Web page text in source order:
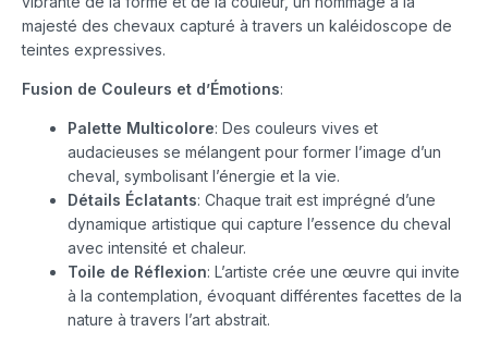
majesté des chevaux capturé à travers un kaléidoscope de
teintes expressives.
Fusion de Couleurs et d’Émotions:
Palette Multicolore: Des couleurs vives et
audacieuses se mélangent pour former l’image d’un
cheval, symbolisant l’énergie et la vie.
Détails Éclatants: Chaque trait est imprégné d’une
dynamique artistique qui capture l’essence du cheval
avec intensité et chaleur.
Toile de Réflexion: L’artiste crée une œuvre qui invite
à la contemplation, évoquant différentes facettes de la
nature à travers l’art abstrait.